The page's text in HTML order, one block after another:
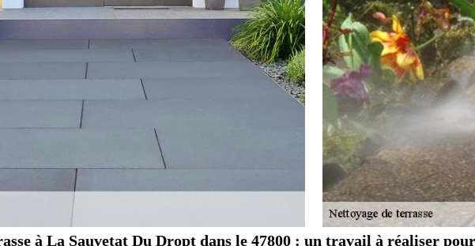
à La Sauvetat Du Dropt dans le 47800 : un travail à réaliser